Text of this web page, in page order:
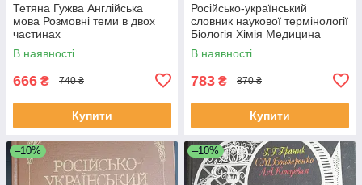
Тетяна Гужва Англійська
мова Розмовні теми в двох
частинах
В наявності
666 ₴ 740 ₴
Купити
Російсько-український
словник наукової термінології
Біологія Хімія Медицина
Вассер С.П. Дудка І.О.
В наявності
783 ₴ 870 ₴
Купити
–10% –10%